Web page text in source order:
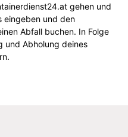
gehen und
eingeben und den
Abfall buchen. In Folge
und Abholung deines